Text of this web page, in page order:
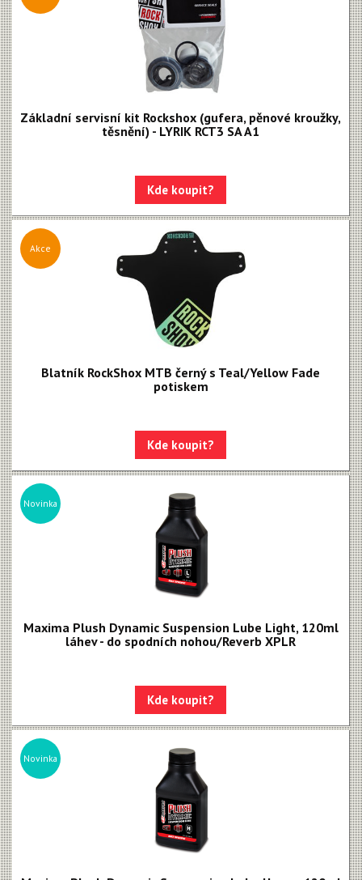
Základní servisní kit Rockshox (gufera, pěnové kroužky,
těsnění) - LYRIK RCT3 SA A1
Kde koupit?
Akce
Blatník RockShox MTB černý s Teal/Yellow Fade
potiskem
Kde koupit?
Novinka
Maxima Plush Dynamic Suspension Lube Light, 120ml
láhev - do spodních nohou/Reverb XPLR
Kde koupit?
Novinka